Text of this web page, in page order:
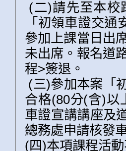
「初領車證交
參加上課當日出
未出席。報名道
程>簽退。
合格(80分(含)以
車證宣講講座及
總務處申請核發